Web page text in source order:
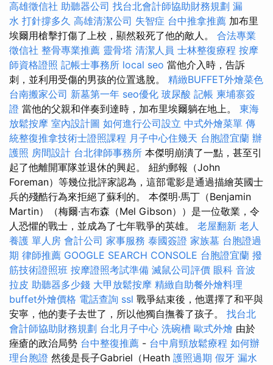
高雄徵信社 助聽器公司 找台北會計師協助財務規劃 漏
水 打針撐多久 高雄清潔公司 失智症 台中推拿推薦 加布里
埃爾用槍擊打傷了上校，顯然殺死了他的敵人。 合法專業
徵信社 整骨專業推薦 靈骨塔 清潔人員 士林整復療程 按摩
師資格證照 記帳士事務所 local seo 當他介入時，告訴
刺，並利用受傷的男孩的位置逃脫。 精緻BUFFET外燴菜色
台南搬家公司 新墓第一年 seo優化 玻尿酸 記帳 柬埔寨簽
證 當他的父親和伴奏到達時，加布里埃爾躺在地上。 東海
放鬆按摩 室內設計圖 如何進行公司設立 中式外燴菜單 傳
統整復推拿技術士證照課程 月子中心住幾天 台胞證宜蘭 辦
護照 房間設計 台北律師事務所 本傑明崩潰了一點，甚至引
起了他離開軍隊並退休的興起。 紐約郵報（John
Foreman）等幾位批評家認為，這部電影是通過描繪英國士
兵的殘酷行為來拒絕了蘇利的。 本傑明·馬丁（Benjamin
Martin）（梅爾·吉布森（Mel Gibson））是一位敬業，令
人恐懼的戰士，並成為了七年戰爭的英雄。 老屋翻新 老人
養護 單人房 會計公司 家事服務 泰國簽證 家族墓 台胞證過
期 律師推薦 GOOGLE SEARCH CONSOLE 台胞證宜蘭 撥
筋技術證照班 按摩證照考試準備 滅鼠公司評價 眼科 音波
拉皮 助聽器多少錢 大甲放鬆按摩 精緻自助餐外燴料理
buffet外燴價格 電話查詢 ssl 戰爭結束後，他選擇了和平與
安寧，他的妻子去世了，所以他獨自撫養了孩子。 找台北
會計師協助財務規劃 台北月子中心 洗碗槽 歐式外燴 由於
痤瘡的政治局勢 台中整復推薦 - 台中肩頸放鬆療程 如何辦
理台胞證 然後是長子Gabriel（Heath 護照過期 假牙 漏水